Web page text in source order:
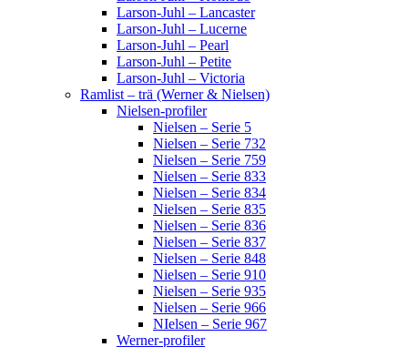
Larson-Juhl – Lancaster
Larson-Juhl – Lucerne
Larson-Juhl – Pearl
Larson-Juhl – Petite
Larson-Juhl – Victoria
Ramlist – trä (Werner & Nielsen)
Nielsen-profiler
Nielsen – Serie 5
Nielsen – Serie 732
Nielsen – Serie 759
Nielsen – Serie 833
Nielsen – Serie 834
Nielsen – Serie 835
Nielsen – Serie 836
Nielsen – Serie 837
Nielsen – Serie 848
Nielsen – Serie 910
Nielsen – Serie 935
Nielsen – Serie 966
NIelsen – Serie 967
Werner-profiler